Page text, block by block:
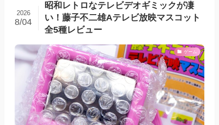
昭和レトロなテレビデオギミックが凄
い！藤子不二雄Aテレビ放映マスコット
全5種レビュー
2026
8/04
ゲーム